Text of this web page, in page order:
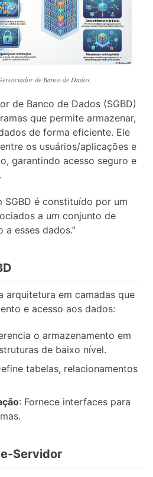
Redundâncias)
Procedures/Functions)
Functions)
de consultas
Prática
de Banco de Dados.
de Banco de Dados (SGBD)
que permite armazenar,
de forma eficiente. Ele
os usuários/aplicações e
garantindo acesso seguro e
SGBD é constituído por um
a um conjunto de
a esses dados.”
arquitetura em camadas que
e acesso aos dados:
o armazenamento em
de baixo nível.
tabelas, relacionamentos
: Fornece interfaces para
Servidor